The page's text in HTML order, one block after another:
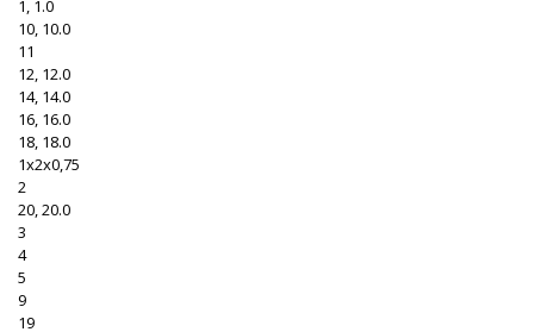
1, 1.0
10, 10.0
11
12, 12.0
14, 14.0
16, 16.0
18, 18.0
1x2x0,75
2
20, 20.0
3
4
5
9
19